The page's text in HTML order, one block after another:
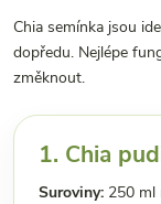
Chia semínka jsou
dopředu. Nejlépe
změknout.
1. Chia
Suroviny: 250 ml